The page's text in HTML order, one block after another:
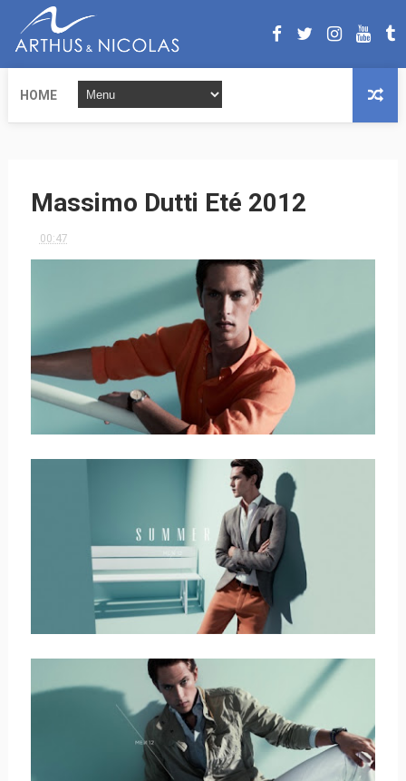
HOME
Massimo Dutti Eté 2012
00:47